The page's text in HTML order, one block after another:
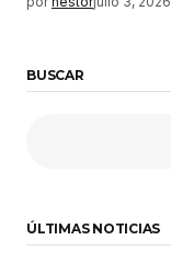
BUSCAR
ÚLTIMAS NOTICIAS